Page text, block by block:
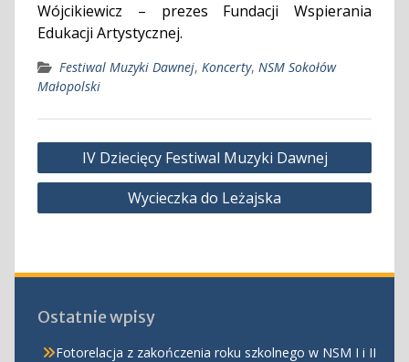
Wójcikiewicz – prezes Fundacji Wspierania
Edukacji Artystycznej.
Festiwal Muzyki Dawnej, Koncerty, NSM Sokołów
Małopolski
Nawigacja
wpisu
IV Dziecięcy Festiwal Muzyki Dawnej
Wycieczka do Leżajska
Ostatnie wpisy
Fotorelacja z zakończenia roku szkolnego w NSM I i II